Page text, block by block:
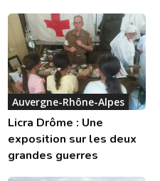
Auvergne-Rhône-Alpes
Licra Drôme : Une
exposition sur les deux
grandes guerres